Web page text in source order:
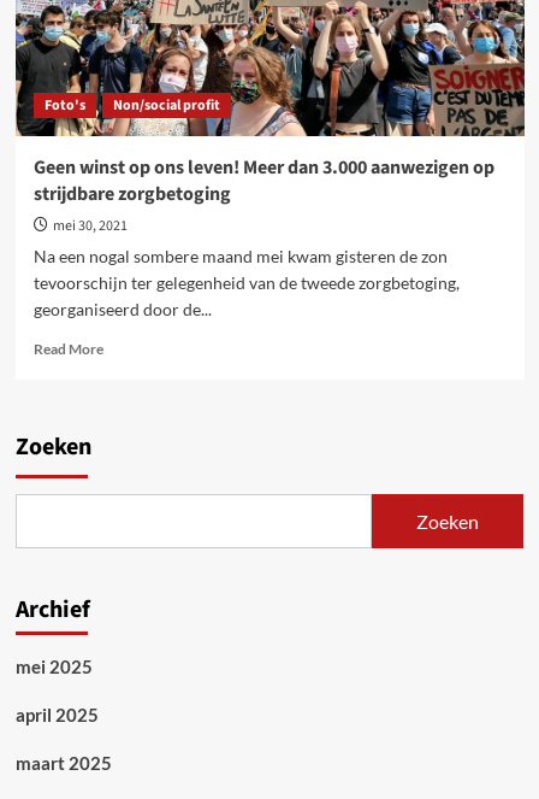
Foto's Non/social profit
Geen winst op ons leven! Meer dan 3.000 aanwezigen op
strijdbare zorgbetoging
mei 30, 2021
Na een nogal sombere maand mei kwam gisteren de zon
tevoorschijn ter gelegenheid van de tweede zorgbetoging,
georganiseerd door de...
Read MoreRead
dan
Zoeken
Zoeken
Archief
mei 2025
april 2025
maart 2025